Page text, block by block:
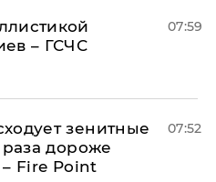
– ГСЧС
07:59
зенитные
дороже
Fire Point
07:52